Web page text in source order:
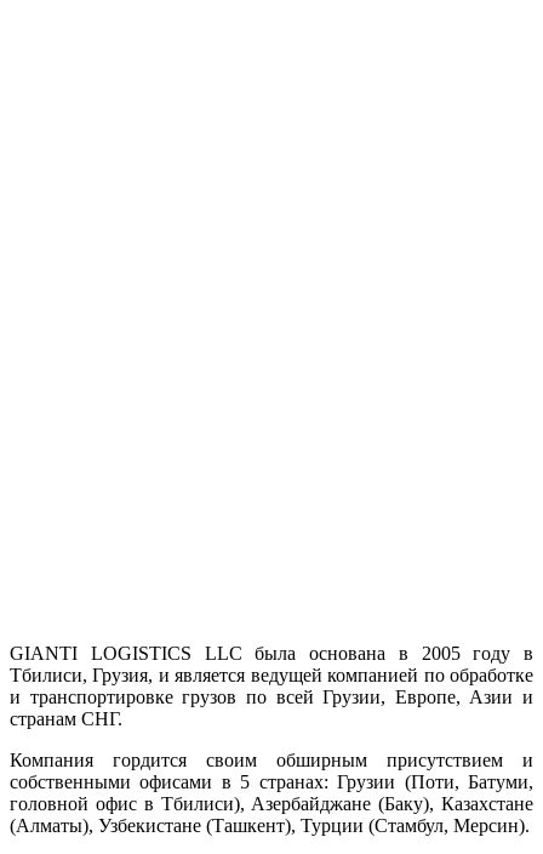
GIANTI LOGISTICS LLC была основана в 2005 году в
Тбилиси, Грузия, и является ведущей компанией по обработке
и транспортировке грузов по всей Грузии, Европе, Азии и
странам СНГ.
Компания гордится своим обширным присутствием и
собственными офисами в 5 странах: Грузии (Поти, Батуми,
головной офис в Тбилиси), Азербайджане (Баку), Казахстане
(Алматы), Узбекистане (Ташкент), Турции (Стамбул, Мерсин).